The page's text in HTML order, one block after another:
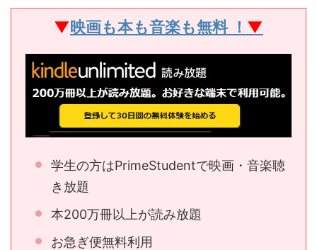
▼映画も本も音楽も無料 ！ ▼
学生の方はPrimeStudentで映画・音楽聴
き放題
本200万冊以上が読み放題
お急ぎ便無料利用